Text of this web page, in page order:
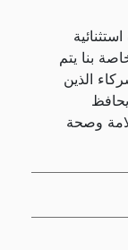
بنا يتم
الذين
وصحة